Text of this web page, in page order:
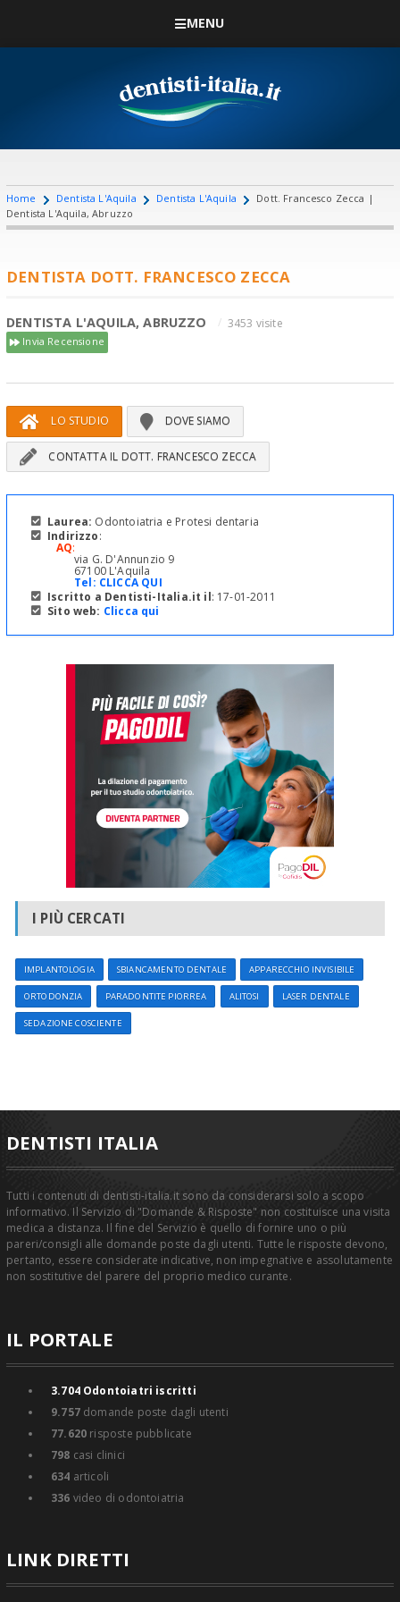
MENU
Home Dentista L'Aquila Dentista L'Aquila
Dott. Francesco Zecca |
Dentista L'Aquila, Abruzzo
DENTISTA DOTT. FRANCESCO ZECCA
DENTISTA L'AQUILA, ABRUZZO 3453 visite
Invia Recensione
LO STUDIO DOVE SIAMO
CONTATTA IL DOTT. FRANCESCO ZECCA
Laurea: Odontoiatria e Protesi dentaria
Indirizzo:
AQ:
via G. D'Annunzio 9
67100 L'Aquila
Tel: CLICCA QUI
Iscritto a Dentisti-Italia.it il: 17-01-2011
Sito web: Clicca qui
I PIÙ CERCATI
IMPLANTOLOGIA SBIANCAMENTO DENTALE APPARECCHIO INVISIBILE
ORTODONZIA PARADONTITE PIORREA ALITOSI LASER DENTALE
SEDAZIONE COSCIENTE
DENTISTI ITALIA
Tutti i contenuti di dentisti-italia.it sono da considerarsi solo a scopo
informativo. Il Servizio di "Domande & Risposte" non costituisce una visita
medica a distanza. Il fine del Servizio è quello di fornire uno o più
pareri/consigli alle domande poste dagli utenti. Tutte le risposte devono,
pertanto, essere considerate indicative, non impegnative e assolutamente
non sostitutive del parere del proprio medico curante.
IL PORTALE
3.704Odontoiatri iscritti
9.757domande poste dagli utenti
77.620 risposte pubblicate
798 casi clinici
634 articoli
336 video di odontoiatria
LINK DIRETTI